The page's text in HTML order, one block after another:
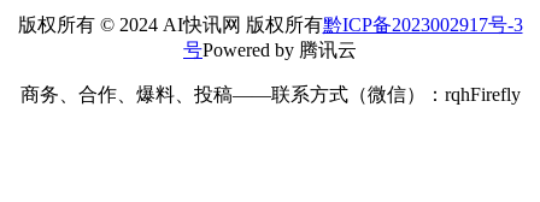
版权所有 © 2024 AI快讯网 版权所有黔ICP备2023002917号-3
号Powered by 腾讯云
商务、合作、爆料、投稿——联系方式（微信）：rqhFirefly